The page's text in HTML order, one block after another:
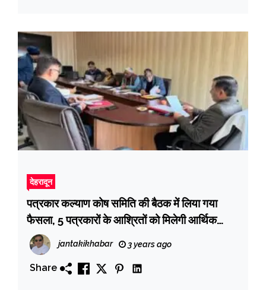
देहरादून
पत्रकार कल्याण कोष समिति की बैठक में लिया गया
फैसला, 5 पत्रकारों के आश्रितों को मिलेगी आर्थिक
सहायता
jantakikhabar 3 years ago
Share